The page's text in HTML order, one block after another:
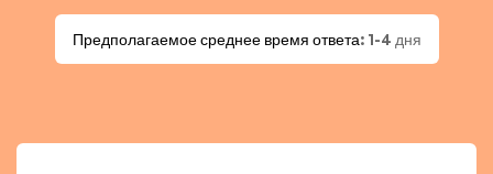
Предполагаемое среднее время ответа: 1-4 дня